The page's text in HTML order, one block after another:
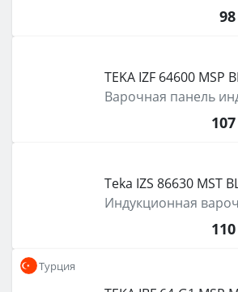
TEKA IZF 64600 MSP
Варочная панель
Teka IZS 86630 MST
Индукционная
Турция